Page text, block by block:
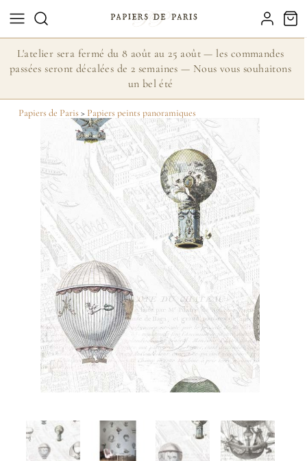
L'atelier sera fermé du 8 août au 25 août — les commandes
passées seront décalées de 2 semaines — Nous vous souhaitons
un bel été
Papiers de Paris > Papiers peints panoramiques